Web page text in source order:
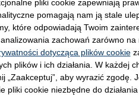
do sprzątania (10 sztuk) | 123drukuj
pliki cookie zapewniają
pomagają nam ją stale
które odpowiadają Twoim
zachowań zarówno na
dotycząca plików cookie
plików i ich działania. W każdej
„Zaakceptuj”, aby wyrazić zgodę.
pliki cookie niezbędne do